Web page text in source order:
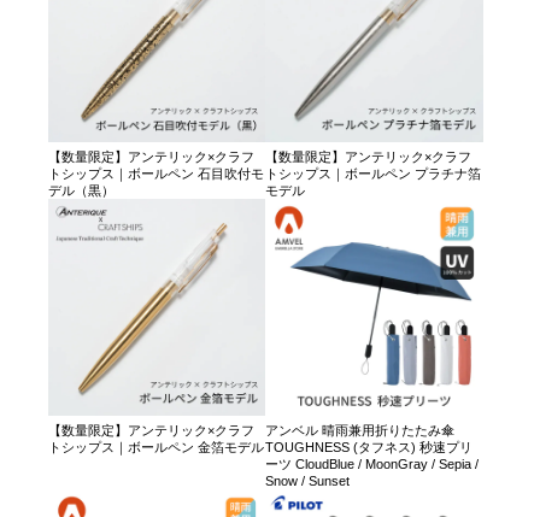
【数量限定】アンテリック×クラフ
トシップス｜ボールペン 石目吹付モ
デル（黒）
【数量限定】アンテリック×クラフ
トシップス｜ボールペン プラチナ箔
モデル
【数量限定】アンテリック×クラフ
トシップス｜ボールペン 金箔モデル
アンベル 晴雨兼用折りたたみ傘
TOUGHNESS (タフネス) 秒速プリ
ーツ CloudBlue / MoonGray / Sepia /
Snow / Sunset